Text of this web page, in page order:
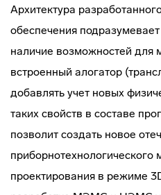
Архитектура
обеспечения
наличие возможностей для
встроенный алогатор
добавлять учет новых
таких свойств в составе
позволит создать новое
приборнотехнологического
проектирования в режиме